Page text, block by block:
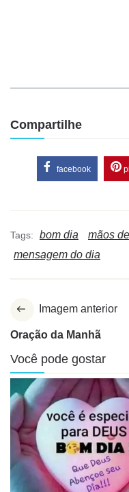
Compartilhe
facebook
Tags: bom dia mãos
mensagem do dia
Imagem anterior
Oração da Manhã
Você pode gostar